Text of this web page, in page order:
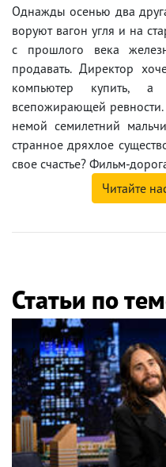
Однажды осенью два
воруют вагон угля и на
с прошлого века
продавать. Директор
компьютер купить,
всепожирающей
немой семилетний
странное дряхлое
свое счастье? Фильм-
Читайте
Статьи по